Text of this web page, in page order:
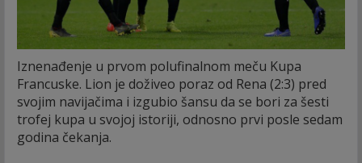
Iznenađenje u prvom polufinalnom meču Kupa
Francuske. Lion je doživeo poraz od Rena (2:3) pred
svojim navijačima i izgubio šansu da se bori za šesti
trofej kupa u svojoj istoriji, odnosno prvi posle sedam
godina čekanja.